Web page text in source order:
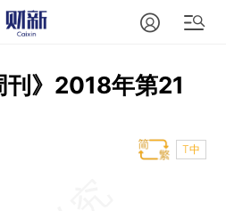
刊》2018年第21
T中